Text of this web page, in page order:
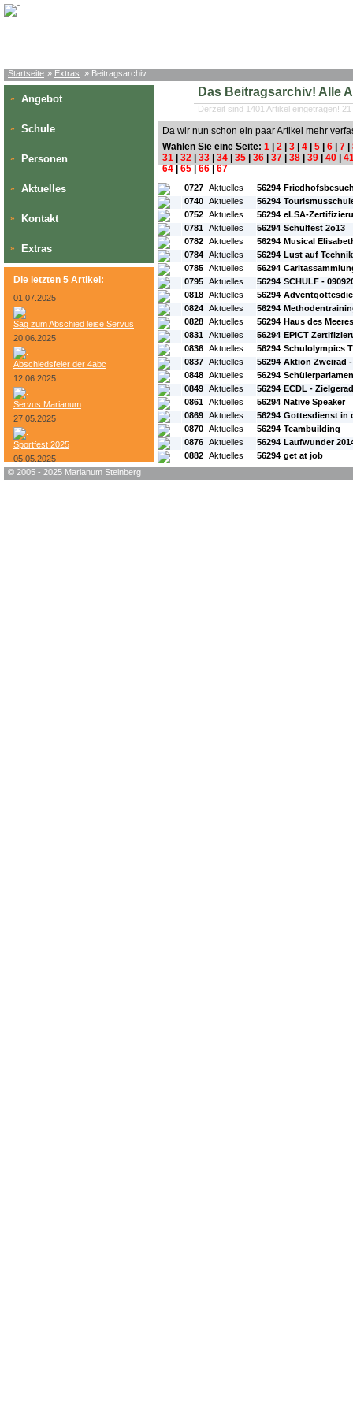
Startseite » Extras » Beitragsarchiv
» Angebot
» Schule
» Personen
» Aktuelles
» Kontakt
» Extras
Die letzten 5 Artikel:
01.07.2025
Sag zum Abschied leise Servus
20.06.2025
Abschiedsfeier der 4abc
12.06.2025
Servus Marianum
27.05.2025
Sportfest 2025
05.05.2025
Das Beitragsarchiv! Alle
Derzeit sind 1401 Artikel eingetragen!
Da wir nun schon ein paar Artikel mehr
Wählen Sie eine Seite: 1 2 3 4 5 6 7
31
32 33 34 35 36 37 38 39 40
64|65|66|67
#L: #ID: #Rubrik:
0727 Aktuelles 56294
0740 Aktuelles 56294
0752 Aktuelles 56294 eLSA-
0781 Aktuelles 56294 Schulfest 2o13
0782 Aktuelles 56294 Musical
0784 Aktuelles 56294 Lust auf Technik
0785 Aktuelles 56294
0795 Aktuelles 56294 SCHÜLF -
0818 Aktuelles 56294
0824 Aktuelles 56294
0828 Aktuelles 56294 Haus des Meeres
0831 Aktuelles 56294 EPICT
0836 Aktuelles 56294 Schulolympics
0837 Aktuelles 56294 Aktion Zweirad
0848 Aktuelles 56294
0849 Aktuelles 56294 ECDL -
0861 Aktuelles 56294 Native Speaker
0869 Aktuelles 56294 Gottesdienst in
0870 Aktuelles 56294 Teambuilding
0876 Aktuelles 56294 Laufwunder
0882 Aktuelles 56294 get at job
© 2005 - 2025 Marianum Steinberg